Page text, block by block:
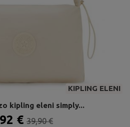
KIPLING ELENI
kipling eleni simply...
€ 39,90 €